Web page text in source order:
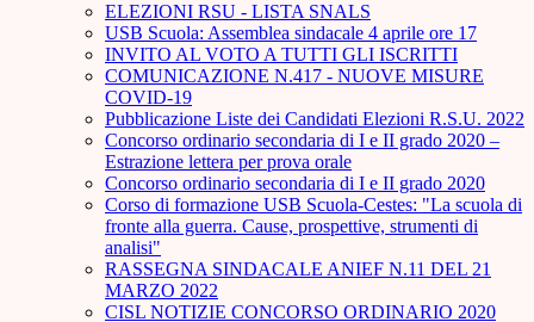
ELEZIONI RSU - LISTA SNALS
USB Scuola: Assemblea sindacale 4 aprile ore 17
INVITO AL VOTO A TUTTI GLI ISCRITTI
COMUNICAZIONE N.417 - NUOVE MISURE
COVID-19
Pubblicazione Liste dei Candidati Elezioni R.S.U. 2022
Concorso ordinario secondaria di I e II grado 2020 –
Estrazione lettera per prova orale
Concorso ordinario secondaria di I e II grado 2020
Corso di formazione USB Scuola-Cestes: "La scuola di
fronte alla guerra. Cause, prospettive, strumenti di
analisi"
RASSEGNA SINDACALE ANIEF N.11 DEL 21
MARZO 2022
CISL NOTIZIE CONCORSO ORDINARIO 2020